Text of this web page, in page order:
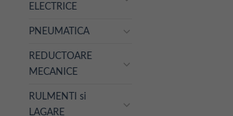
ELECTRICE
PNEUMATICA
REDUCTOARE
MECANICE
RULMENTI si
LAGARE